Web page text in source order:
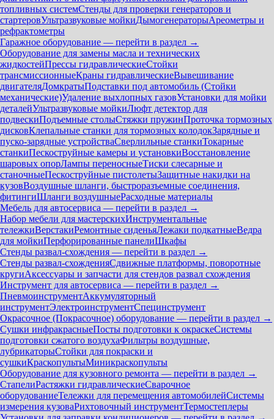
топливных системСтенды для проверки генераторов и
стартеровУльтразвуковые мойкиДымогенераторыАреометры и
рефрактометры
Гаражное оборудование — перейти в раздел →
Оборудование для замены масла и технических
жидкостейПрессы гидравлическиеСтойки
трансмиссионныеКраны гидравлическиеВывешивание
двигателяДомкратыПодставки под автомобиль (Стойки
механические)Удаление выхлопных газовУстановки для мойки
деталейУльтразвуковые мойкиЛюфт детектор для
подвескиПодъемные столыСтяжки пружинПроточка тормозных
дисковКлепальные станки для тормозных колодокЗарядные и
пуско-зарядные устройстваСверлильные станкиТокарные
станкиПескоструйные камеры и установкиВосстановление
шаровых опорЛампы переносныеТиски слесарные и
станочныеПескоструйные пистолетыЗащитные накидки на
кузовВоздушные шланги, быстроразъемные соединения,
фитингиШланги воздушныеРасходные материалы
Мебель для автосервиса — перейти в раздел →
Набор мебели для мастерскихИнструментальные
тележкиВерстакиРемонтные сиденьяЛежаки подкатныеВедра
для мойкиПерфорированные панелиШкафы
Стенды развал-схождения — перейти в раздел →
Стенды развал-схожденияСдвижные платформы, поворотные
кругиАксессуары и запчасти для стендов развал схождения
Инструмент для автосервиса — перейти в раздел →
ПневмоинструментАккумуляторный
инструментЭлектроинструментСпецинструмент
Окрасочное (Покрасочное) оборудование — перейти в раздел →
Сушки инфракрасныеПосты подготовки к окраскеСистемы
подготовки сжатого воздухаФильтры воздушные,
лубрикаторыСтойки для покраски и
сушкиКраскопультыМиникраскопульты
Оборудование для кузовного ремонта — перейти в раздел →
СтапелиРастяжки гидравлическиеСварочное
оборудованиеТележки для перемещения автомобилейСистемы
измерения кузоваРихтовочный инструментТермостеплеры